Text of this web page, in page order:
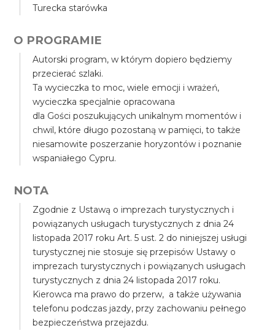
Turecka starówka
O PROGRAMIE
Autorski program, w którym dopiero będziemy
przecierać szlaki.
Ta wycieczka to moc, wiele emocji i wrażeń,
wycieczka specjalnie opracowana
dla Gości poszukujących unikalnym momentów i
chwil, które długo pozostaną w pamięci, to także
niesamowite poszerzanie horyzontów i poznanie
wspaniałego Cypru.
NOTA
Zgodnie z Ustawą o imprezach turystycznych i
powiązanych usługach turystycznych z dnia 24
listopada 2017 roku Art. 5 ust. 2 do niniejszej usługi
turystycznej nie stosuje się przepisów Ustawy o
imprezach turystycznych i powiązanych usługach
turystycznych z dnia 24 listopada 2017 roku.
Kierowca ma prawo do przerw, a także używania
telefonu podczas jazdy, przy zachowaniu pełnego
bezpieczeństwa przejazdu.